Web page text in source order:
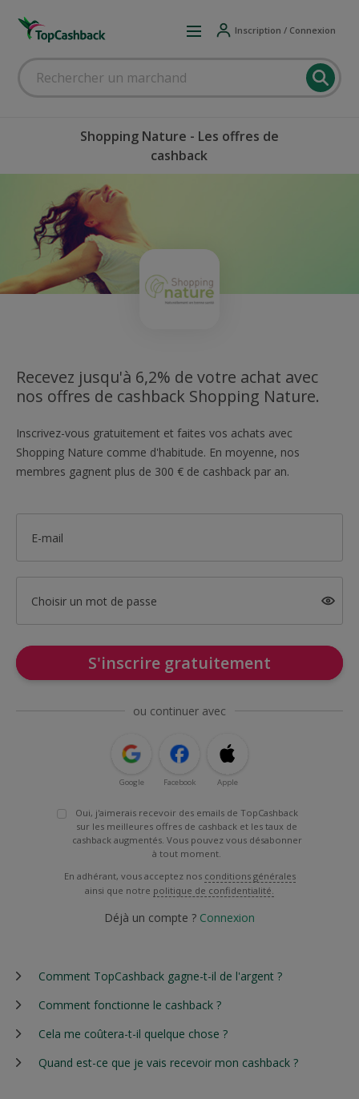
Inscription / Connexion
Shopping Nature - Les offres de
cashback
Recevez jusqu'à 6,2% de votre achat avec
nos offres de cashback Shopping Nature.
Inscrivez-vous gratuitement et faites vos achats avec
Shopping Nature comme d'habitude. En moyenne, nos
membres gagnent plus de 300 € de cashback par an.
E-mail
Choisir un mot de passe
S'inscrire gratuitement
ou continuer avec
Google Facebook Apple
Oui, j'aimerais recevoir des emails de TopCashback
sur les meilleures offres de cashback et les taux de
cashback augmentés. Vous pouvez vous désabonner
à tout moment.
En adhérant, vous acceptez nos conditions générales
ainsi que notre politique de confidentialité.
Déjà un compte ? Connexion
Comment TopCashback gagne-t-il de l'argent ?
Comment fonctionne le cashback ?
Cela me coûtera-t-il quelque chose ?
Quand est-ce que je vais recevoir mon cashback ?